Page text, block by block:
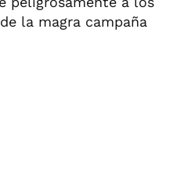
la magra campaña